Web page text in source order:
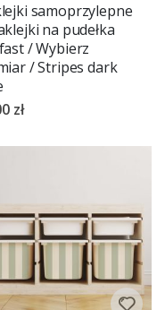
samoprzylepne
na pudełka
/ Wybierz
/ Stripes dark
zł